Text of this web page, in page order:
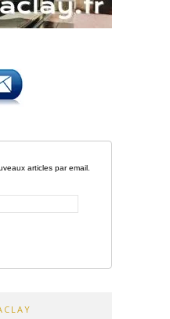
articles par email.